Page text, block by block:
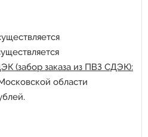
(забор заказа из ПВЗ СДЭК):
области